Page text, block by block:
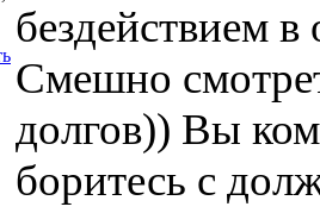
бездействием
Смешно
долгов)) Вы
боритесь с